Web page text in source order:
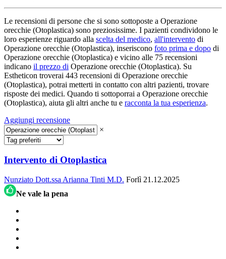
Le recensioni di persone che si sono sottoposte a Operazione
orecchie (Otoplastica) sono preziosissime. I pazienti condividono le
loro esperienze riguardo alla scelta del medico, all'intervento di
Operazione orecchie (Otoplastica), inseriscono foto prima e dopo di
Operazione orecchie (Otoplastica) e vicino alle 75 recensioni
indicano il prezzo di Operazione orecchie (Otoplastica). Su
Estheticon troverai 443 recensioni di Operazione orecchie
(Otoplastica), potrai metterti in contatto con altri pazienti, trovare
risposte dei medici. Quando ti sottoporrai a Operazione orecchie
(Otoplastica), aiuta gli altri anche tu e racconta la tua esperienza.
Aggiungi recensione
×
Intervento di Otoplastica
Nunziato Dott.ssa Arianna Tinti M.D. Forlì 21.12.2025
Ne vale la pena